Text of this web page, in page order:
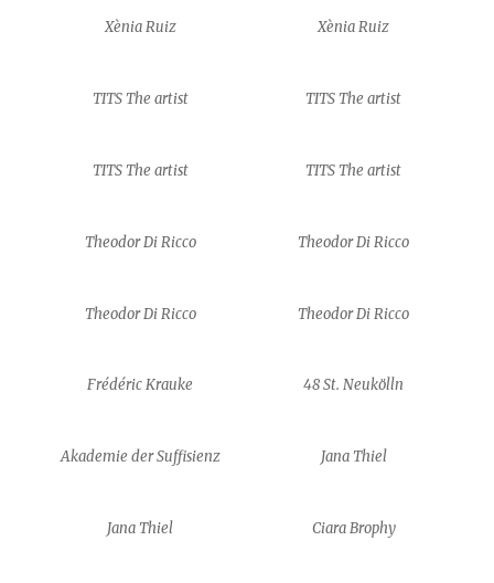
Xènia Ruiz Xènia Ruiz
TITS The artist TITS The artist
TITS The artist TITS The artist
Theodor Di Ricco Theodor Di Ricco
Theodor Di Ricco Theodor Di Ricco
Frédéric Krauke 48 St. Neukölln
Akademie der Suffisienz Jana Thiel
Jana Thiel Ciara Brophy